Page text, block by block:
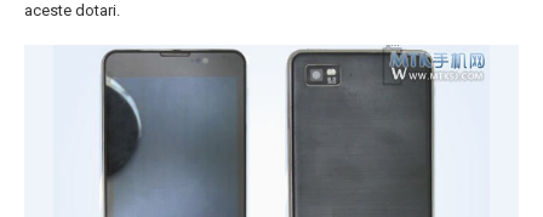
aceste dotari.